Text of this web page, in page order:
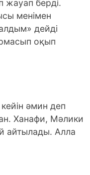
берді.
менімен
дейді
оқып
әмин деп
Ханафи, Мәлики
айтылады. Алла